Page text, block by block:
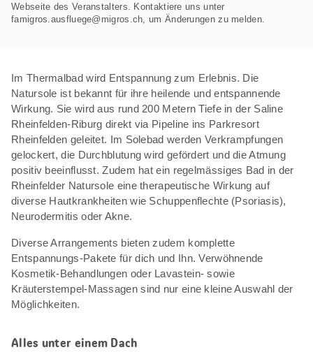
Webseite des Veranstalters. Kontaktiere uns unter
famigros.ausfluege@migros.ch, um Änderungen zu melden.
Im Thermalbad wird Entspannung zum Erlebnis. Die
Natursole ist bekannt für ihre heilende und entspannende
Wirkung. Sie wird aus rund 200 Metern Tiefe in der Saline
Rheinfelden-Riburg direkt via Pipeline ins Parkresort
Rheinfelden geleitet. Im Solebad werden Verkrampfungen
gelockert, die Durchblutung wird gefördert und die Atmung
positiv beeinflusst. Zudem hat ein regelmässiges Bad in der
Rheinfelder Natursole eine therapeutische Wirkung auf
diverse Hautkrankheiten wie Schuppenflechte (Psoriasis),
Neurodermitis oder Akne.
Diverse Arrangements bieten zudem komplette
Entspannungs-Pakete für dich und Ihn. Verwöhnende
Kosmetik-Behandlungen oder Lavastein- sowie
Kräuterstempel-Massagen sind nur eine kleine Auswahl der
Möglichkeiten.
Alles unter einem Dach